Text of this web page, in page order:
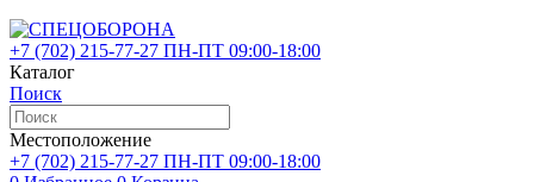
+7 (702) 215-77-27 ПН-ПТ 09:00-18:00
Каталог
Поиск
Местоположение
+7 (702) 215-77-27 ПН-ПТ 09:00-18:00